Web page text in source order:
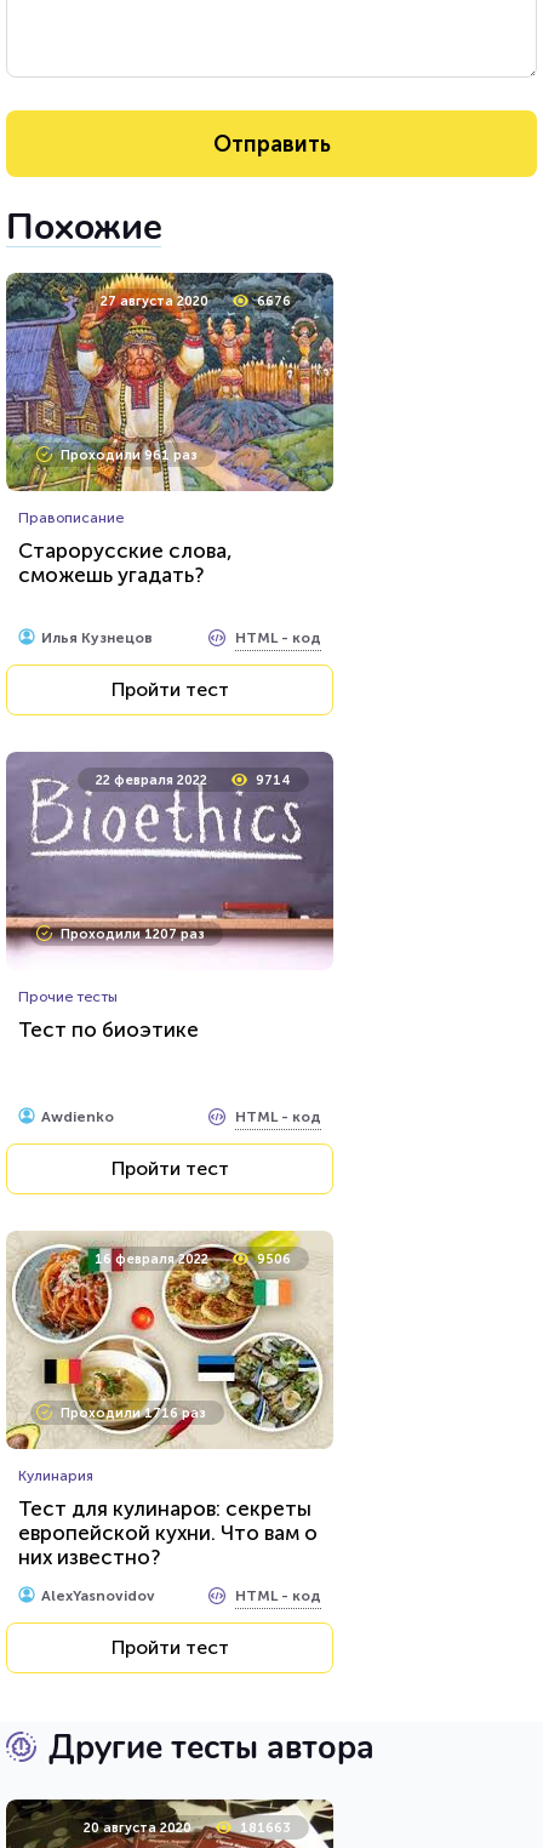
Похожие
27 августа 2020 6676
Проходили 961 раз
Правописание
Старорусские слова,
сможешь угадать?
Илья Кузнецов HTML - код
Пройти тест
22 февраля 2022 9714
Проходили 1207 раз
Прочие тесты
Тест по биоэтике
Awdienko HTML - код
Пройти тест
16 февраля 2022 9506
Проходили 1716 раз
Кулинария
Тест для кулинаров: секреты
европейской кухни. Что вам о
них известно?
AlexYasnovidov HTML - код
Пройти тест
Другие тесты автора
20 августа 2020 181663